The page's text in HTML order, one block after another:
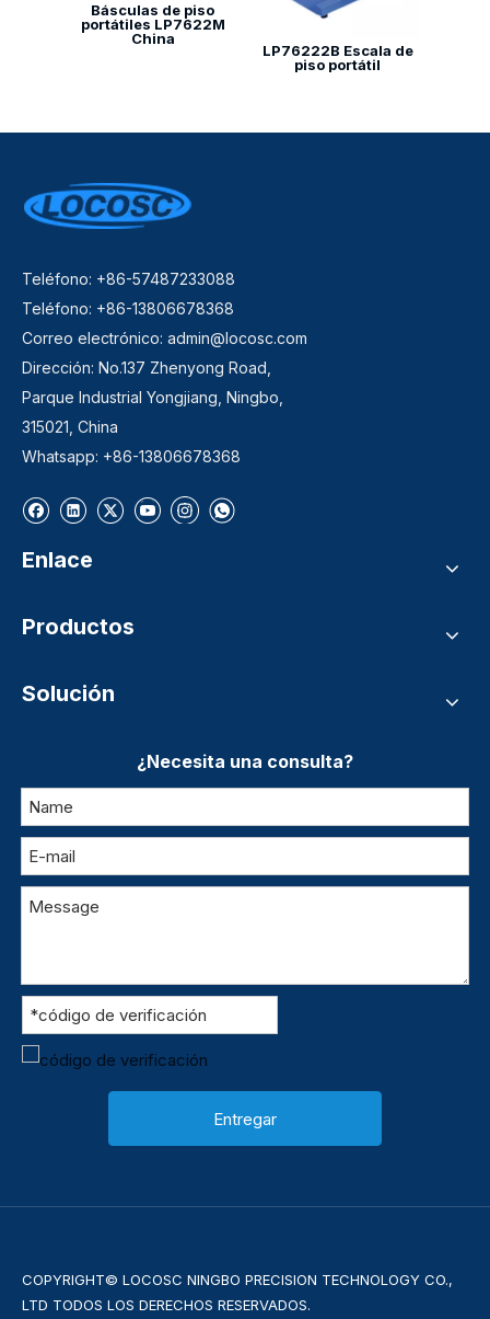
Básculas de piso
portátiles LP7622M
China
LP76222B Escala de
piso portátil
Teléfono: +86-57487233088
Teléfono: +86-13806678368
Correo electrónico: admin@locosc.com
Dirección: No.137 Zhenyong Road,
Parque Industrial Yongjiang, Ningbo,
315021, China
Whatsapp: +86-13806678368
Enlace
Productos
Solución
¿Necesita una consulta?
Entregar
COPYRIGHT© LOCOSC NINGBO PRECISION TECHNOLOGY CO.,
LTD TODOS LOS DERECHOS RESERVADOS.